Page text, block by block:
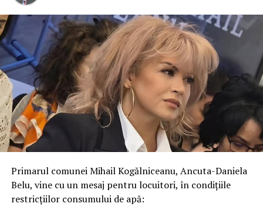
Primarul comunei Mihail Kogălniceanu, Ancuta-Daniela
Belu, vine cu un mesaj pentru locuitori, în condițiile
restricțiilor consumului de apă: